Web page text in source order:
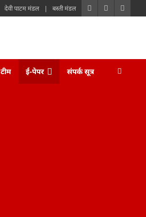
देवी पाटम मंडल बस्ती मंडल
टीम ई-पेपर संपर्क सूत्र